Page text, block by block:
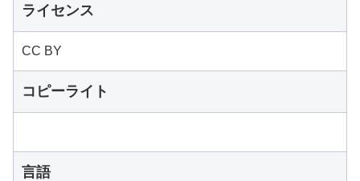
ライセンス
CC BY
コピーライト
言語